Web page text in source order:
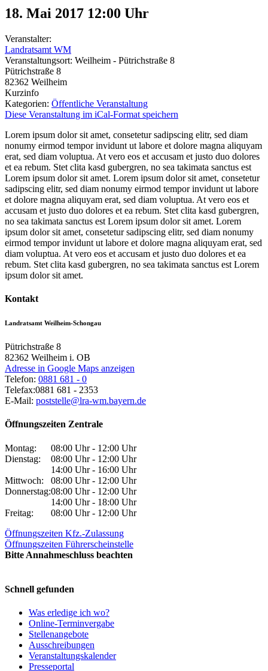
18. Mai 2017 12:00 Uhr
Veranstalter:
Landratsamt WM
Veranstaltungsort: Weilheim - Pütrichstraße 8
Pütrichstraße 8
82362 Weilheim
Kurzinfo
Kategorien: Öffentliche Veranstaltung
Diese Veranstaltung im iCal-Format speichern
Lorem ipsum dolor sit amet, consetetur sadipscing elitr, sed diam
nonumy eirmod tempor invidunt ut labore et dolore magna aliquyam
erat, sed diam voluptua. At vero eos et accusam et justo duo dolores
et ea rebum. Stet clita kasd gubergren, no sea takimata sanctus est
Lorem ipsum dolor sit amet. Lorem ipsum dolor sit amet, consetetur
sadipscing elitr, sed diam nonumy eirmod tempor invidunt ut labore
et dolore magna aliquyam erat, sed diam voluptua. At vero eos et
accusam et justo duo dolores et ea rebum. Stet clita kasd gubergren,
no sea takimata sanctus est Lorem ipsum dolor sit amet. Lorem
ipsum dolor sit amet, consetetur sadipscing elitr, sed diam nonumy
eirmod tempor invidunt ut labore et dolore magna aliquyam erat, sed
diam voluptua. At vero eos et accusam et justo duo dolores et ea
rebum. Stet clita kasd gubergren, no sea takimata sanctus est Lorem
ipsum dolor sit amet.
Kontakt
Landratsamt Weilheim-Schongau
Pütrichstraße 8
82362 Weilheim i. OB
Adresse in Google Maps anzeigen
Telefon: 0881 681 - 0
Telefax:0881 681 - 2353
E-Mail: poststelle@lra-wm.bayern.de
Öffnungszeiten Zentrale
Montag:
08:00 Uhr - 12:00 Uhr
Dienstag:
08:00 Uhr - 12:00 Uhr
14:00 Uhr - 16:00 Uhr
Mittwoch:
08:00 Uhr - 12:00 Uhr
Donnerstag:08:00 Uhr - 12:00 Uhr
14:00 Uhr - 18:00 Uhr
Freitag:
08:00 Uhr - 12:00 Uhr
Öffnungszeiten Kfz.-Zulassung
Öffnungszeiten Führerscheinstelle
Bitte Annahmeschluss beachten
Schnell gefunden
Was erledige ich wo?
Online-Terminvergabe
Stellenangebote
Ausschreibungen
Veranstaltungskalender
Presseportal